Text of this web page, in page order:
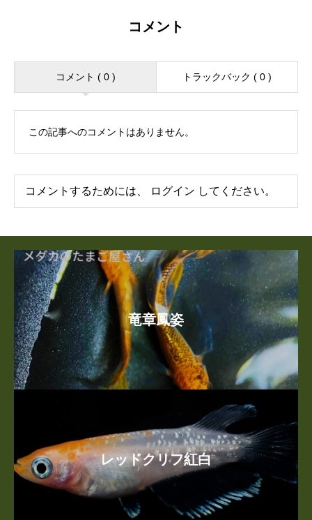
コメント
コメント ( 0 ) トラックバック ( 0 )
この記事へのコメントはありません。
コメントするためには、 ログイン してください。
竜章鳳姿
レッドクリフ紅白